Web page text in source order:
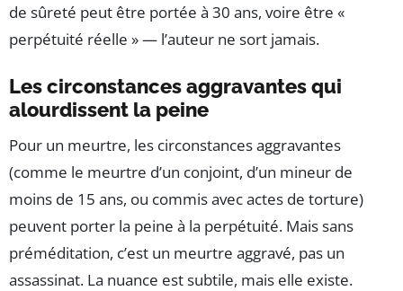
de sûreté peut être portée à 30 ans, voire être «
perpétuité réelle » — l’auteur ne sort jamais.
Les circonstances aggravantes qui
alourdissent la peine
Pour un meurtre, les circonstances aggravantes
(comme le meurtre d’un conjoint, d’un mineur de
moins de 15 ans, ou commis avec actes de torture)
peuvent porter la peine à la perpétuité. Mais sans
préméditation, c’est un meurtre aggravé, pas un
assassinat. La nuance est subtile, mais elle existe.